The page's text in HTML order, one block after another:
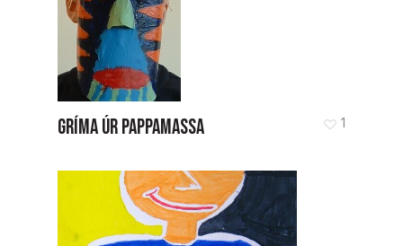
GRÍMA ÚR PAPPAMASSA 1